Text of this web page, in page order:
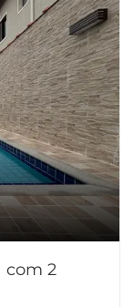
com 2